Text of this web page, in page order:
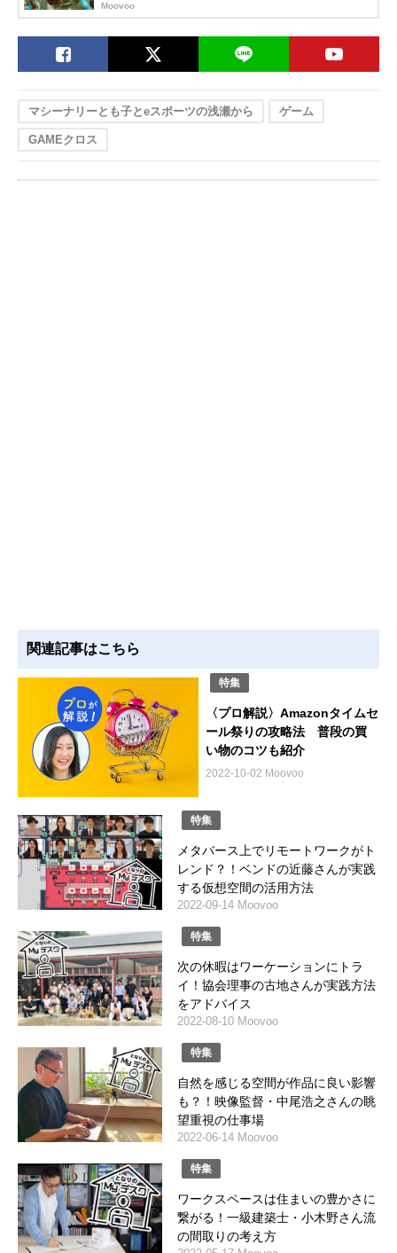
Moovoo
マシーナリーとも子とeスポーツの浅瀬から ゲーム
GAMEクロス
関連記事はこちら
特集
〈プロ解説〉Amazonタイムセ
ール祭りの攻略法 普段の買
い物のコツも紹介
2022-10-02 Moovoo
特集
メタバース上でリモートワークがト
レンド？！ベンドの近藤さんが実践
する仮想空間の活用方法
2022-09-14 Moovoo
特集
次の休暇はワーケーションにトラ
イ！協会理事の古地さんが実践方法
をアドバイス
2022-08-10 Moovoo
特集
自然を感じる空間が作品に良い影響
も？！映像監督・中尾浩之さんの眺
望重視の仕事場
2022-06-14 Moovoo
特集
ワークスペースは住まいの豊かさに
繋がる！一級建築士・小木野さん流
の間取りの考え方